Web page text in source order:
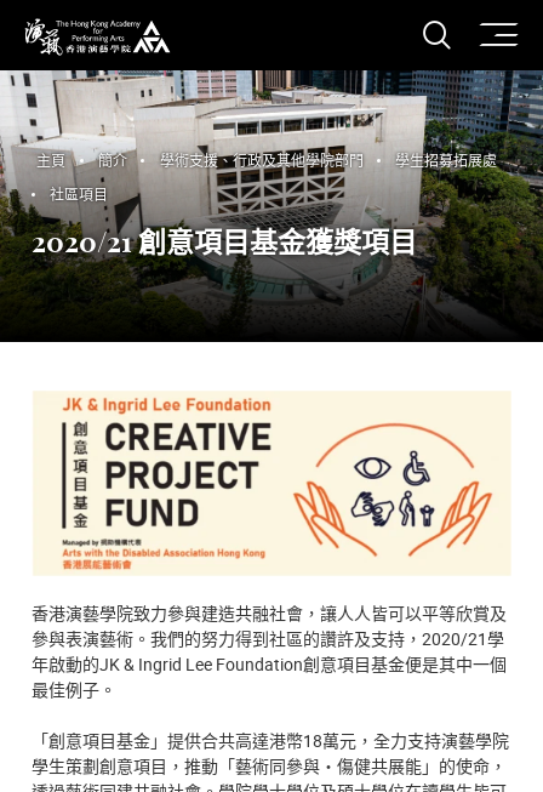
香港演藝學院
打開
主頁 簡介 學術支援、行政及其他學院部門
學生招募拓展處
社區項目
2020/21 創意項目基金獲獎項目
香港演藝學院致力參與建造共融社會，讓人人皆可以平等欣賞及
參與表演藝術。我們的努力得到社區的讚許及支持，2020/21學
年啟動的JK & Ingrid Lee Foundation創意項目基金便是其中一個
最佳例子。
「創意項目基金」提供合共高達港幣18萬元，全力支持演藝學院
學生策劃創意項目，推動「藝術同參與‧傷健共展能」的使命，